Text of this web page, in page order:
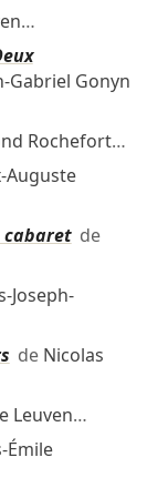
…
Gabriel Gonyn
Rochefort…
Auguste
cabaretde
Joseph-
de Nicolas
Leuven…
Émile